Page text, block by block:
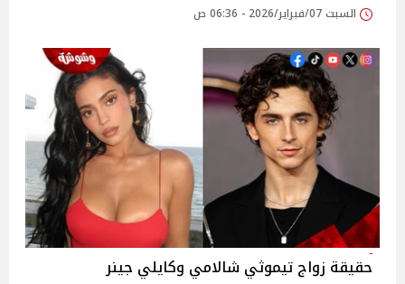
السبت 07/فبراير/2026 - 06:36 ص
حقيقة زواج تيموثي شالامي وكايلي جينر